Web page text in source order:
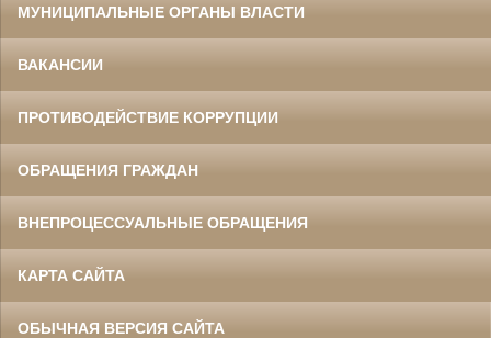
МУНИЦИПАЛЬНЫЕ ОРГАНЫ ВЛАСТИ
ВАКАНСИИ
ПРОТИВОДЕЙСТВИЕ КОРРУПЦИИ
ОБРАЩЕНИЯ ГРАЖДАН
ВНЕПРОЦЕССУАЛЬНЫЕ ОБРАЩЕНИЯ
КАРТА САЙТА
ОБЫЧНАЯ ВЕРСИЯ САЙТА